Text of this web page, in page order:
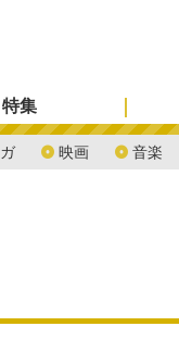
映画 音楽
特集